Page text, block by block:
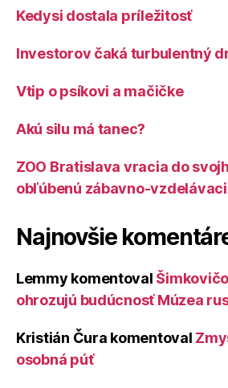
Kedysi dostala príležitosť
Investorov čaká turbulentný
Vtip o psíkovi a mačičke
Akú silu má tanec?
ZOO Bratislava vracia do
obľúbenú zábavno-
Najnovšie
Lemmy komentoval
ohrozujú budúcnosť Múzea
Kristián Čura komentoval
osobná púť